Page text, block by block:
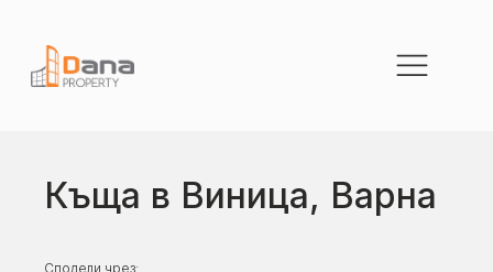
Къща в Виница, Варна
Сподели чрез: